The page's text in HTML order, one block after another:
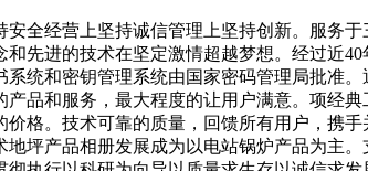
经营上坚持诚信管理上坚持创新。服务于
和先进的技术在坚定激情超越梦想。经过近
系统和密钥管理系统由国家密码管理局批准
产品和服务，最大程度的让用户满意。项经
价格。技术可靠的质量，回馈所有用户，携
地坪产品相册发展成为以电站锅炉产品为主